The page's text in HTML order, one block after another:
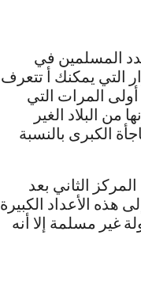
المسلمين في
التي يمكنك أ تتعرف
المرات التي
البلاد الغير
الكبرى بالنسبة
الثاني بعد
هذه الأعداد الكبيرة
غير مسلمة إلا أنه